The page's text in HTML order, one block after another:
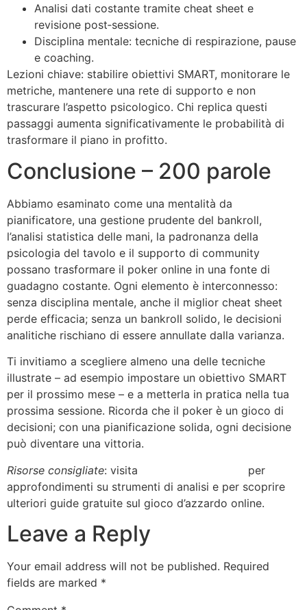
Analisi dati costante tramite cheat sheet e
revisione post‑sessione.
Disciplina mentale: tecniche di respirazione, pause
e coaching.
Lezioni chiave: stabilire obiettivi SMART, monitorare le
metriche, mantenere una rete di supporto e non
trascurare l’aspetto psicologico. Chi replica questi
passaggi aumenta significativamente le probabilità di
trasformare il piano in profitto.
Conclusione – 200 parole
Abbiamo esaminato come una mentalità da
pianificatore, una gestione prudente del bankroll,
l’analisi statistica delle mani, la padronanza della
psicologia del tavolo e il supporto di community
possano trasformare il poker online in una fonte di
guadagno costante. Ogni elemento è interconnesso:
senza disciplina mentale, anche il miglior cheat sheet
perde efficacia; senza un bankroll solido, le decisioni
analitiche rischiano di essere annullate dalla varianza.
Ti invitiamo a scegliere almeno una delle tecniche
illustrate – ad esempio impostare un obiettivo SMART
per il prossimo mese – e a metterla in pratica nella tua
prossima sessione. Ricorda che il poker è un gioco di
decisioni; con una pianificazione solida, ogni decisione
può diventare una vittoria.
Risorse consigliate: visita
per
approfondimenti su strumenti di analisi e per scoprire
ulteriori guide gratuite sul gioco d’azzardo online.
Leave a Reply
Your email address will not be published. Required
fields are marked *